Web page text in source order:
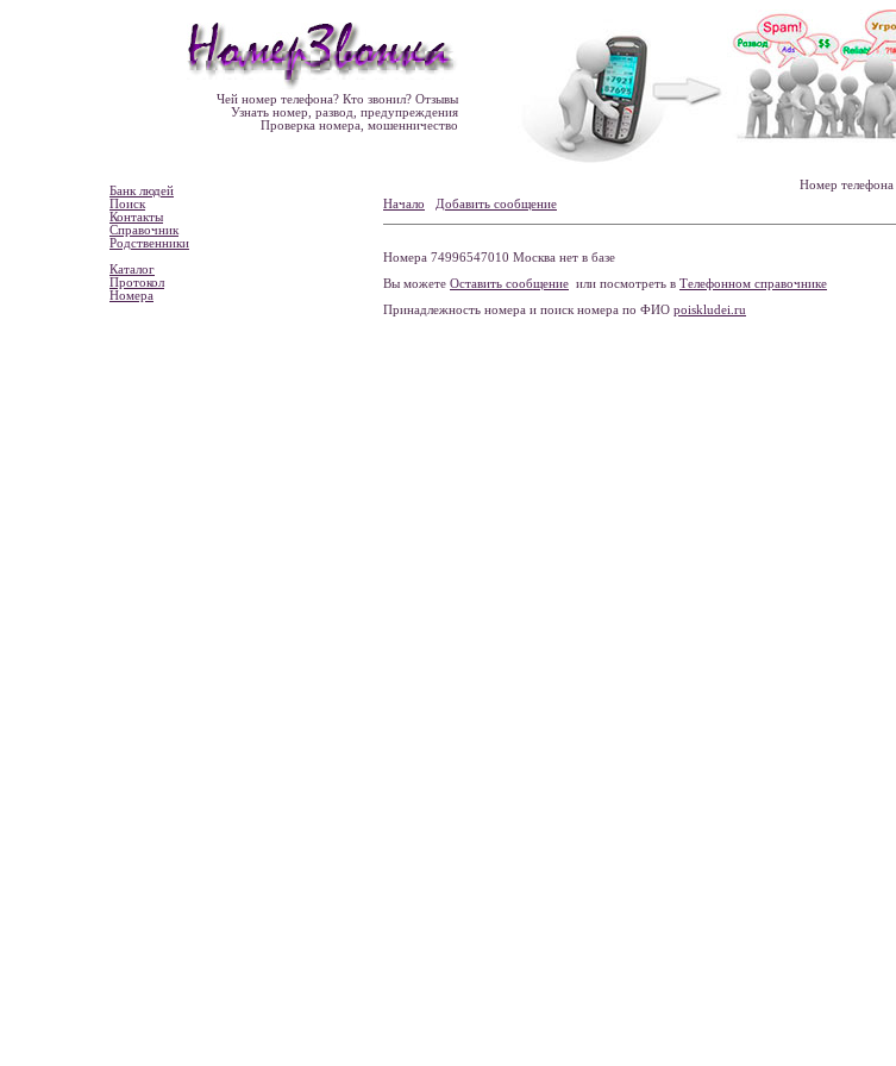
Чей номер телефона? Кто звонил? Отзывы
Узнать номер, развод, предупреждения
Проверка номера, мошенничество
Банк людей
Поиск
Контакты
Справочник
Родственники
Каталог
Протокол
Номера
Номер телефона
Начало
Добавить сообщение
Номера 74996547010 Москва нет в базе
Вы можете Оставить сообщение или посмотреть в Телефонном справочнике
Принадлежность номера и поиск номера по ФИО poiskludei.ru